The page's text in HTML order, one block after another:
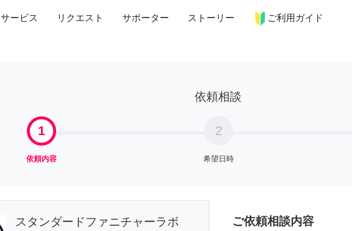
サービス リクエスト サポーター ストーリー ご利用ガイド
家事 引っ越し インテリア 趣味・習い事 ペット 料理
依頼相談
1
依頼内容
2
希望日時
スタンダードファニチャーラボ ご依頼相談内容